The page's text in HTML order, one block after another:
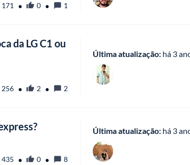
171 • 0 • 1
da LG C1 ou
256 • 2 • 2
Última atualização: há 3
435 • 0 • 8
Última atualização: há 3